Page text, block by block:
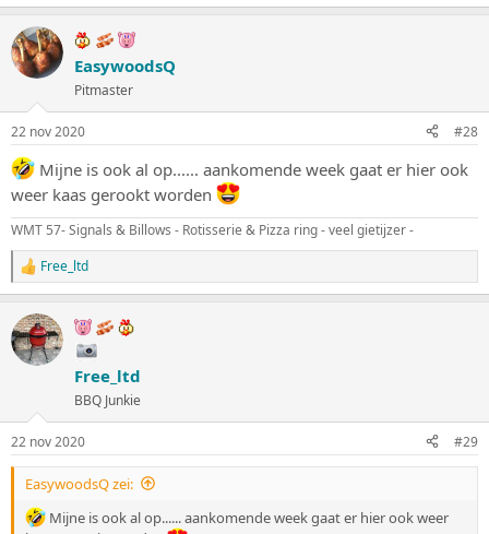
EasywoodsQ
Pitmaster
22 nov 2020 #28
Mijne is ook al op...... aankomende week gaat er hier ook
weer kaas gerookt worden
WMT 57- Signals & Billows - Rotisserie & Pizza ring - veel gietijzer -
W
a
r
d
e
e
n
Free_ltd
Free_ltd
BBQ Junkie
22 nov 2020 #29
EasywoodsQ zei:
Mijne is ook al op...... aankomende week gaat er hier ook weer